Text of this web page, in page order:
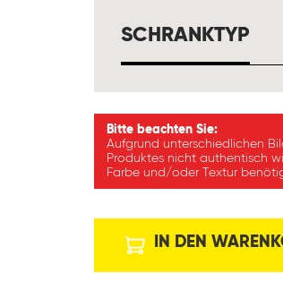
SCHRANKTYP
Bitte beachten Sie:
Aufgrund unterschiedlichen
Produktes nicht authentisch
Farbe und/oder Textur
IN DEN